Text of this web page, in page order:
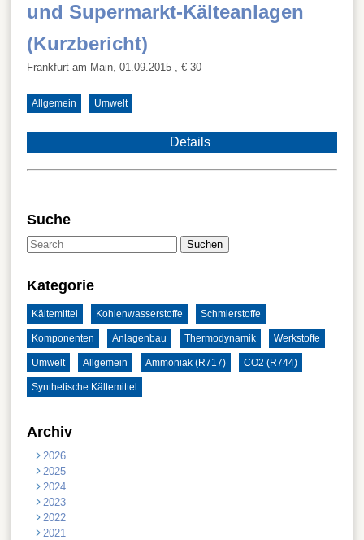
und Supermarkt-Kälteanlagen
(Kurzbericht)
Frankfurt am Main, 01.09.2015 , € 30
Allgemein Umwelt
Details
Suche
Suchen
Kategorie
Kältemittel Kohlenwasserstoffe Schmierstoffe
Komponenten Anlagenbau Thermodynamik Werkstoffe
Umwelt Allgemein Ammoniak (R717) CO2 (R744)
Synthetische Kältemittel
Archiv
2026
2025
2024
2023
2022
2021